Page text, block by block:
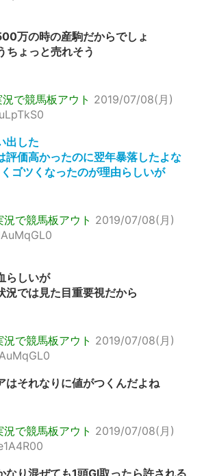
万の時の産駒だからでしょ
ょっと売れそう
で競馬板アウト 2019/07/08(月)
出した
評価高かったのに翌年暴落したよな
ゴツくなったのが理由らしいが
で競馬板アウト 2019/07/08(月)
らしいが
況では見た目重要視だから
で競馬板アウト 2019/07/08(月)
はそれなりに値がつくんだよね
で競馬板アウト 2019/07/08(月)
なり混ぜても1頭GI取ったら許される